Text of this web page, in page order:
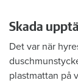
Skada
Det var när
plastmattan på